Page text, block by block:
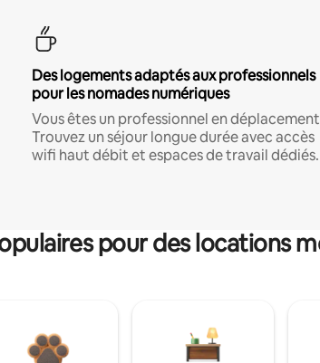
Des logements adaptés aux professionnels
pour les nomades numériques
Vous êtes un professionnel en
Trouvez un séjour longue durée avec accès
wifi haut débit et espaces de travail dédiés.
pour des locations